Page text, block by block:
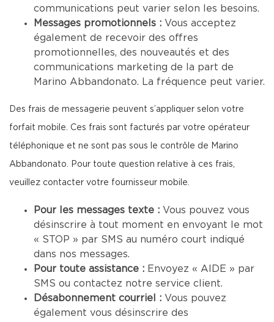
communications peut varier selon les besoins.
Messages promotionnels : Vous acceptez
également de recevoir des offres
promotionnelles, des nouveautés et des
communications marketing de la part de
Marino Abbandonato. La fréquence peut varier.
Des frais de messagerie peuvent s’appliquer selon votre
forfait mobile. Ces frais sont facturés par votre opérateur
téléphonique et ne sont pas sous le contrôle de Marino
Abbandonato. Pour toute question relative à ces frais,
veuillez contacter votre fournisseur mobile.
Pour les messages texte : Vous pouvez vous
désinscrire à tout moment en envoyant le mot
« STOP » par SMS au numéro court indiqué
dans nos messages.
Pour toute assistance : Envoyez « AIDE » par
SMS ou contactez notre service client.
Désabonnement courriel : Vous pouvez
également vous désinscrire des